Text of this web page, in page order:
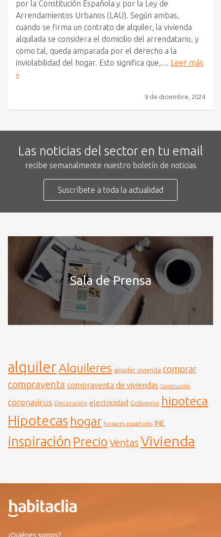
por la Constitución Española y por la Ley de
Arrendamientos Urbanos (LAU). Según ambas,
cuando se firma un contrato de alquiler, la vivienda
alquilada se considera el domicilio del arrendatario, y
como tal, queda amparada por el derecho a la
inviolabilidad del hogar. Esto significa que,… Leer más
»
9 de diciembre, 2024
Las noticias del sector en tu email
recibe semanalmente nuestro boletín de noticias
Suscríbete a toda la actualidad
Sala de Prensa
alquiler Alquileres alquiler vivienda comprar
compraventa compraventa de viviendas Construcción
coronavirus Decoración electricidad Gobierno hipoteca
Hipotecas hogar hogares españoles INE
inspiración Precio Ventas Vivienda
¿Quiénes somos?